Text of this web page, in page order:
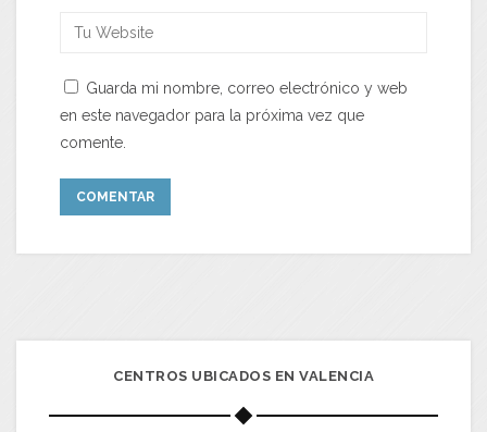
Guarda mi nombre, correo electrónico y web
en este navegador para la próxima vez que
comente.
CENTROS UBICADOS EN VALENCIA